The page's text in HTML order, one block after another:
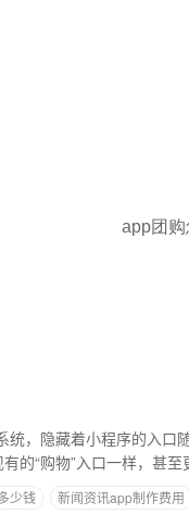
，隐藏着小程序的入口
少钱 新闻资讯app制作费用